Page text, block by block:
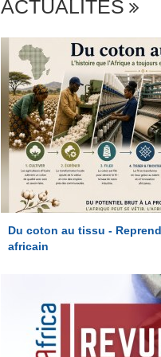
ACTUALITÉS
Du coton au tissu -
africain